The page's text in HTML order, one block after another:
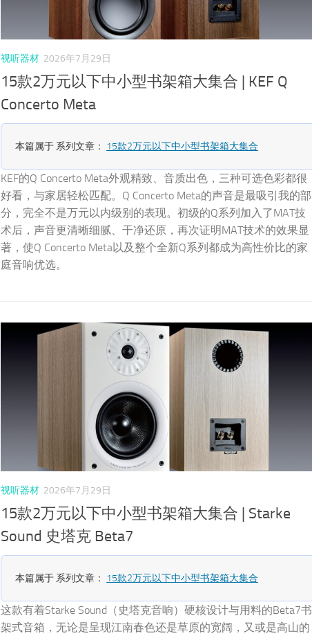
视听器材 2026年7月29日
15款2万元以下中小型书架箱大集合 | KEF Q
Concerto Meta
本篇属于 系列文章： 15款2万元以下中小型书架箱大集合
KEF的Q Concerto Meta外观精致、音质出色，三种可选色彩都很
好看，与家居轻松匹配。Q Concerto Meta的声音是最吸引我的部
分，完全不是万元以内级别的表现。初级的Q系列加入了MAT技
术后，声音更清晰细腻、干净还原，再次证明MAT技术的效果显
著，使Q Concerto Meta以及整个全新Q系列都成为高性价比的家
庭音响优选。
视听器材 2026年7月29日
15款2万元以下中小型书架箱大集合 | Starke
Sound 史塔克 Beta7
本篇属于 系列文章： 15款2万元以下中小型书架箱大集合
这款有着Starke Sound（史塔克音响）硬核设计与用料的Beta7书
架式音箱，无论是呈现江南春色还是草原的宽阔，又或是高山的